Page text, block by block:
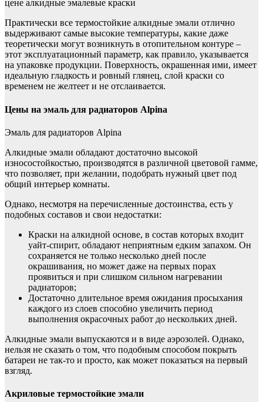
цене алкидные эмалевые краски
Практически все термостойкие алкидные эмали отлично
выдерживают самые высокие температуры, какие даже
теоретически могут возникнуть в отопительном контуре –
этот эксплуатационный параметр, как правило, указывается
на упаковке продукции. Поверхность, окрашенная ими, имеет
идеальную гладкость и ровный глянец, слой краски со
временем не желтеет и не отслаивается.
Цены на эмаль для радиаторов Alpina
Эмаль для радиаторов Alpina
Алкидные эмали обладают достаточно высокой
износостойкостью, производятся в различной цветовой гамме,
что позволяет, при желании, подобрать нужный цвет под
общий интерьер комнаты.
Однако, несмотря на перечисленные достоинства, есть у
подобных составов и свои недостатки:
Краски на алкидной основе, в состав которых входит
уайт-спирит, обладают неприятным едким запахом. Он
сохраняется не только несколько дней после
окрашивания, но может даже на первых порах
проявиться и при слишком сильном нагревании
радиаторов;
Достаточно длительное время ожидания просыхания
каждого из слоев способно увеличить период
выполнения окрасочных работ до нескольких дней.
Алкидные эмали выпускаются и в виде аэрозолей. Однако,
нельзя не сказать о том, что подобным способом покрыть
батареи не так-то и просто, как может показаться на первый
взгляд.
Акриловые термостойкие эмали